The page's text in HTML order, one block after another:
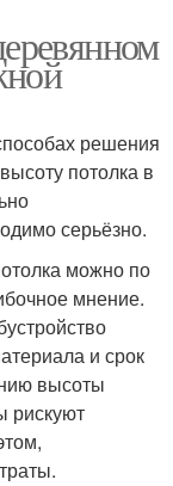
решения
потолка в
серьёзно.
можно по
мнение.
и срок
высоты
рискуют